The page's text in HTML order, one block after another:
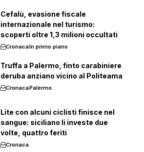
Cefalù, evasione fiscale
internazionale nel turismo:
scoperti oltre 1,3 milioni occultati
CronacaIn primo piano
Truffa a Palermo, finto carabiniere
deruba anziano vicino al Politeama
CronacaPalermo
Lite con alcuni ciclisti finisce nel
sangue: siciliano li investe due
volte, quattro feriti
Cronaca